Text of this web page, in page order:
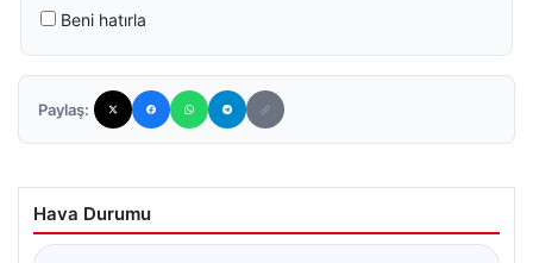
Beni hatırla
Paylaş:
Hava Durumu